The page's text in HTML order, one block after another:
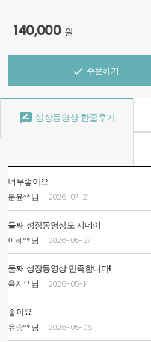
140,000 원
 주문하기
 성장동영상 한줄후기
너무좋아요
문윤** 님 2026-07-21
둘째 성장동영상도 지데이
이혜** 님 2026-05-27
둘째 성장동영상 만족합니다!
육지** 님 2026-05-14
좋아요
유승** 님 2026-05-06